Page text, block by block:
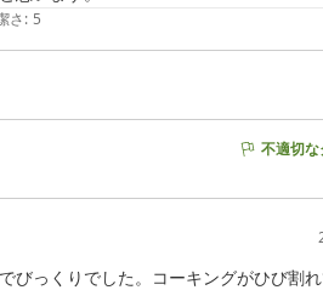
さ: 5
不適切
びっくりでした。コーキングがひび割